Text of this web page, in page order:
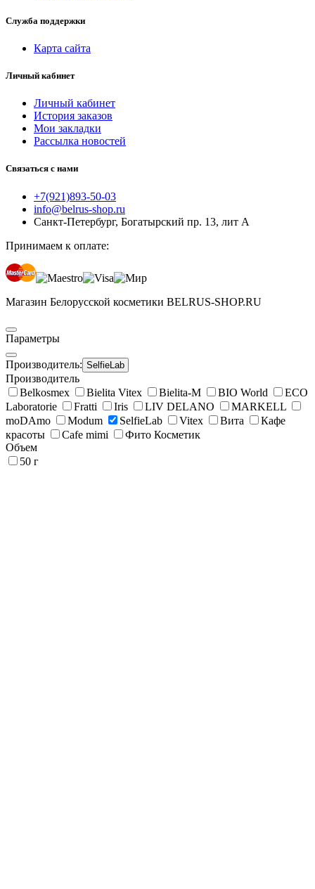
Служба поддержки
Карта сайта
Личный кабинет
Личный кабинет
История заказов
Мои закладки
Рассылка новостей
Связаться с нами
+7(921)893-50-03
info@belrus-shop.ru
Санкт-Петербург, Богатырский пр. 13, лит А
Принимаем к оплате:
Магазин Белорусской косметики BELRUS-SHOP.RU
Параметры
Производитель: SelfieLab
Производитель
Belkosmex
Bielita Vitex Bielita-M BIO World
ECO
Laboratorie
Fratti Iris LIV DELANO
MARKELL
moDAmo
Modum SelfieLab Vitex Вита
Кафе
красоты
Сafe mimi
Фито Косметик
Объем
50 г